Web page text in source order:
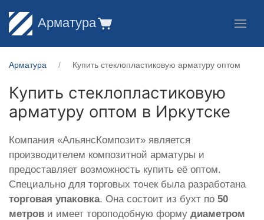
Арматура
Арматура Купить стеклопластиковую арматуру оптом
Купить стеклопластиковую
арматуру оптом в Иркутске
Компания «АльянсКомпозит» является
производителем композитной арматуры и
предоставляет возможность купить её оптом.
Специально для торговых точек была разработана
торговая упаковка. Она состоит из бухт по 50
метров и имеет тороподобную форму диаметром